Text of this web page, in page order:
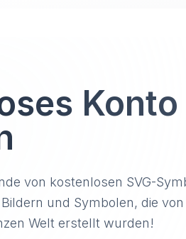
Konto
von kostenlosen SVG-
und Symbolen, die
Welt erstellt wurden!